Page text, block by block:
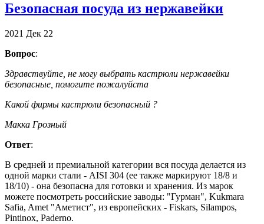
Безопасная посуда из нержавейки
2021 Дек 22
Вопрос:
Здравствуйте, не могу выбрать кастрюли нержавейки
безопасные, помогите пожалуйста
Какой фирмы кастрюли безопасный ?
Макка Грозный
Ответ:
В средней и премиальной категории вся посуда делается из
одной марки стали - AISI 304 (ее также маркируют 18/8 и
18/10) - она безопасна для готовки и хранения. Из марок
можете посмотреть российские заводы: "Гурман", Kukmara
Safia, Amet "Аметист", из европейских - Fiskars, Silampos,
Pintinox, Paderno.